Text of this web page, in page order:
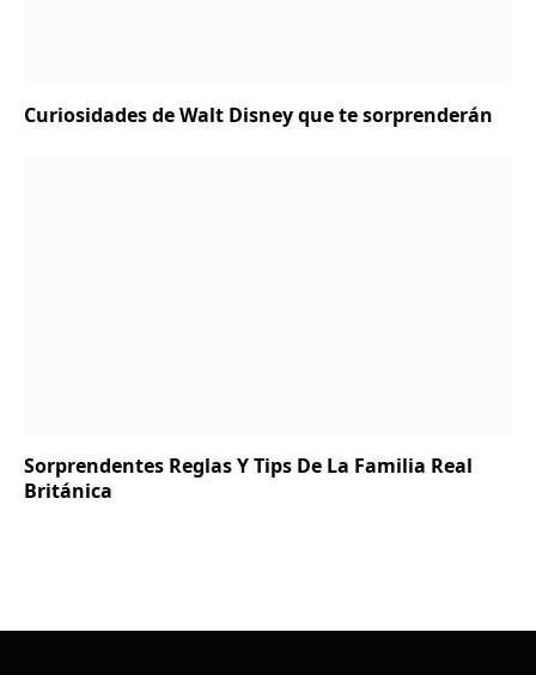
Curiosidades de Walt Disney que te sorprenderán
Sorprendentes Reglas Y Tips De La Familia Real
Británica